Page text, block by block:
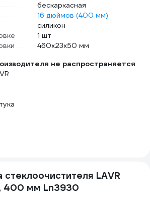
бескаркасная
16 дюймов (400 мм)
силикон
1 шт
460x23x50 мм
не распространяется
LAVR
400 мм Ln3930